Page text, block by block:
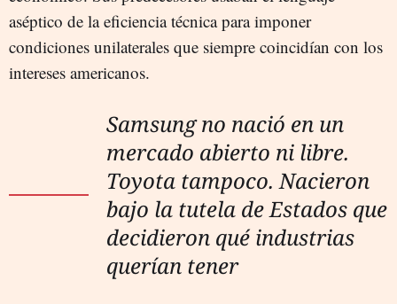
aséptico de la eficiencia técnica para imponer
condiciones unilaterales que siempre coincidían con los
intereses americanos.
Samsung no nació en un
mercado abierto ni libre.
Toyota tampoco. Nacieron
bajo la tutela de Estados que
decidieron qué industrias
querían tener